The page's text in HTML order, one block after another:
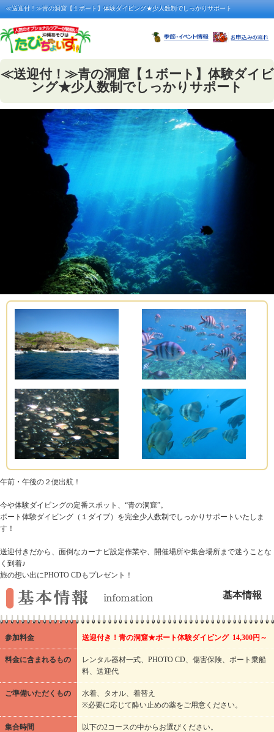
≪送迎付！≫青の洞窟【１ボート】体験ダイビング★少人数制でしっかりサポート
≪送迎付！≫青の洞窟【１ボート】体験ダイビ
ング★少人数制でしっかりサポート
午前・午後の２便出航！
今や体験ダイビングの定番スポット、“青の洞窟”。
ボート体験ダイビング（１ダイブ）を完全少人数制でしっかりサポートいたしま
す！
送迎付きだから、面倒なカーナビ設定作業や、開催場所や集合場所まで迷うことな
く到着♪
旅の想い出にPHOTO CDもプレゼント！
基本情報
参加料金 送迎付き！青の洞窟★ボート体験ダイビング 14,300円～
料金に含まれるもの
レンタル器材一式、PHOTO CD、傷害保険、ボート乗船
料、送迎代
ご準備いただくもの
水着、タオル、着替え
※必要に応じて酔い止めの薬をご用意ください。
集合時間
以下の2コースの中からお選びください。